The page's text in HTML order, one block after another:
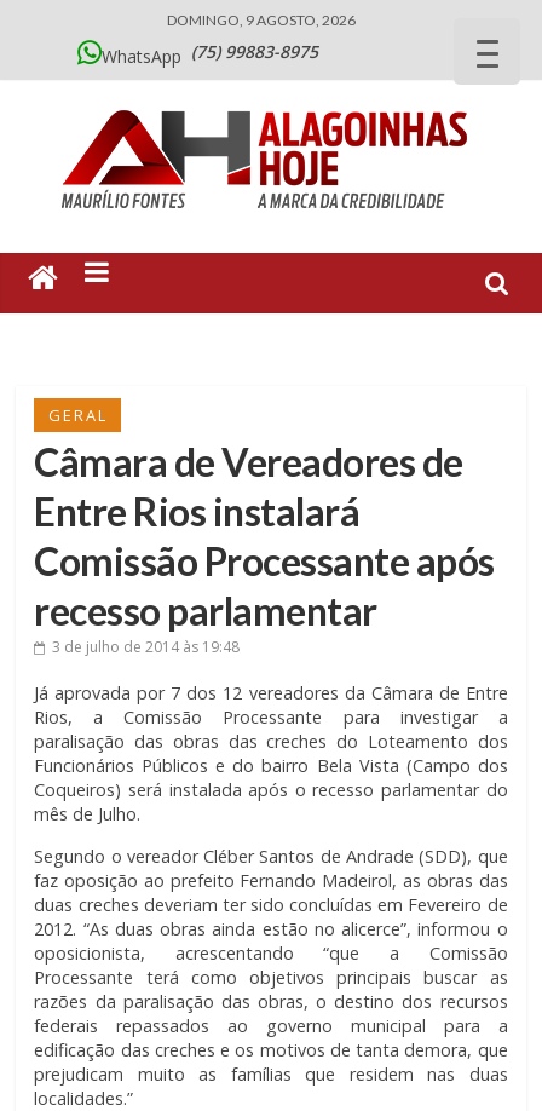
DOMINGO, 9 AGOSTO, 2026
WhatsApp (75) 99883-8975
GERAL
Câmara de Vereadores de
Entre Rios instalará
Comissão Processante após
recesso parlamentar
3 de julho de 2014às 19:48
Já aprovada por 7 dos 12 vereadores da Câmara de Entre
Rios, a Comissão Processante para investigar a
paralisação das obras das creches do Loteamento dos
Funcionários Públicos e do bairro Bela Vista (Campo dos
Coqueiros) será instalada após o recesso parlamentar do
mês de Julho.
Segundo o vereador Cléber Santos de Andrade (SDD), que
faz oposição ao prefeito Fernando Madeirol, as obras das
duas creches deveriam ter sido concluídas em Fevereiro de
2012. “As duas obras ainda estão no alicerce”, informou o
oposicionista, acrescentando “que a Comissão
Processante terá como objetivos principais buscar as
razões da paralisação das obras, o destino dos recursos
federais repassados ao governo municipal para a
edificação das creches e os motivos de tanta demora, que
prejudicam muito as famílias que residem nas duas
localidades.”